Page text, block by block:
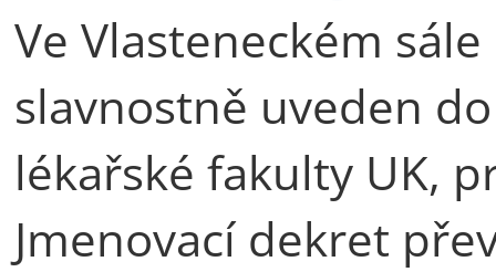
Ve Vlasteneckém
slavnostně uveden
lékařské fakulty UK,
Jmenovací dekret